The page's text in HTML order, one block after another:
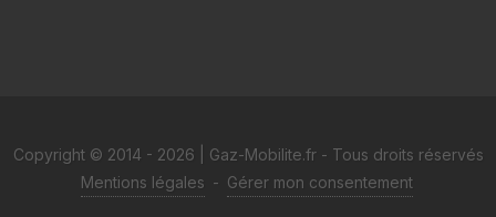
Copyright © 2014 - 2026 | Gaz-Mobilite.fr - Tous droits réservés
Mentions légales - Gérer mon consentement